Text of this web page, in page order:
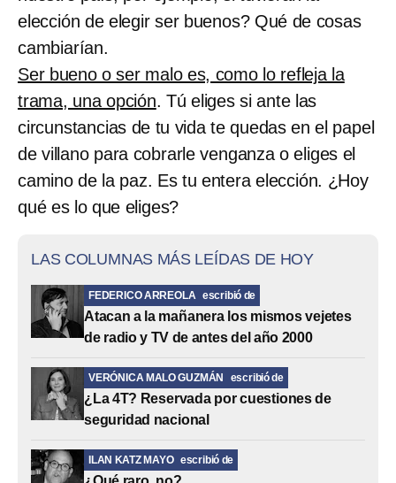
elección de elegir ser buenos? Qué de cosas
cambiarían.
Ser bueno o ser malo es, como lo refleja la
trama, una opción. Tú eliges si ante las
circunstancias de tu vida te quedas en el papel
de villano para cobrarle venganza o eliges el
camino de la paz. Es tu entera elección. ¿Hoy
qué es lo que eliges?
LAS COLUMNAS MÁS LEÍDAS DE HOY
FEDERICO ARREOLA escribió de
Atacan a la mañanera los mismos vejetes
de radio y TV de antes del año 2000
VERÓNICA MALO GUZMÁN escribió de
¿La 4T? Reservada por cuestiones de
seguridad nacional
ILAN KATZ MAYO escribió de